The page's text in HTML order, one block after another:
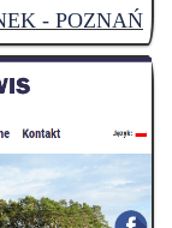
- POZNAŃ